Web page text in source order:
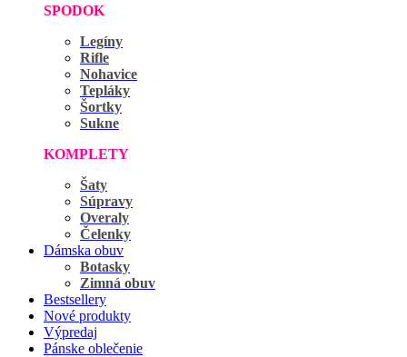
SPODOK
Legíny
Rifle
Nohavice
Tepláky
Šortky
Sukne
KOMPLETY
Šaty
Súpravy
Overaly
Čelenky
Dámska obuv
Botasky
Zimná obuv
Bestsellery
Nové produkty
Výpredaj
Pánske oblečenie